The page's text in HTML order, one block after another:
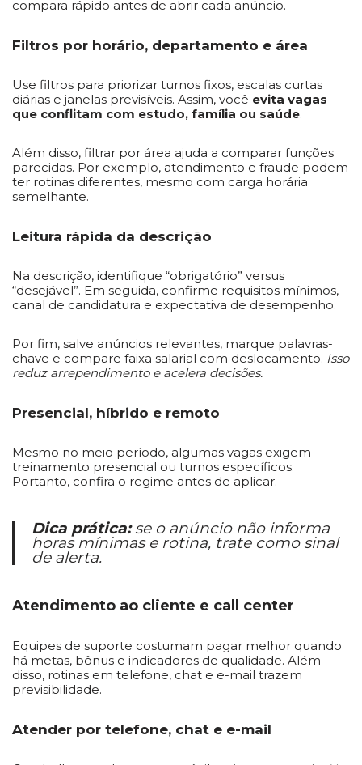
compara rápido antes de abrir cada anúncio.
Filtros por horário, departamento e área
Use filtros para priorizar turnos fixos, escalas curtas
diárias e janelas previsíveis. Assim, você evita vagas
que conflitam com estudo, família ou saúde.
Além disso, filtrar por área ajuda a comparar funções
parecidas. Por exemplo, atendimento e fraude podem
ter rotinas diferentes, mesmo com carga horária
semelhante.
Leitura rápida da descrição
Na descrição, identifique “obrigatório” versus
“desejável”. Em seguida, confirme requisitos mínimos,
canal de candidatura e expectativa de desempenho.
Por fim, salve anúncios relevantes, marque palavras-
chave e compare faixa salarial com deslocamento. Isso
reduz arrependimento e acelera decisões.
Presencial, híbrido e remoto
Mesmo no meio período, algumas vagas exigem
treinamento presencial ou turnos específicos.
Portanto, confira o regime antes de aplicar.
Dica prática:se o anúncio não informa
horas mínimas e rotina, trate como sinal
de alerta.
Atendimento ao cliente e call center
Equipes de suporte costumam pagar melhor quando
há metas, bônus e indicadores de qualidade. Além
disso, rotinas em telefone, chat e e-mail trazem
previsibilidade.
Atender por telefone, chat e e-mail